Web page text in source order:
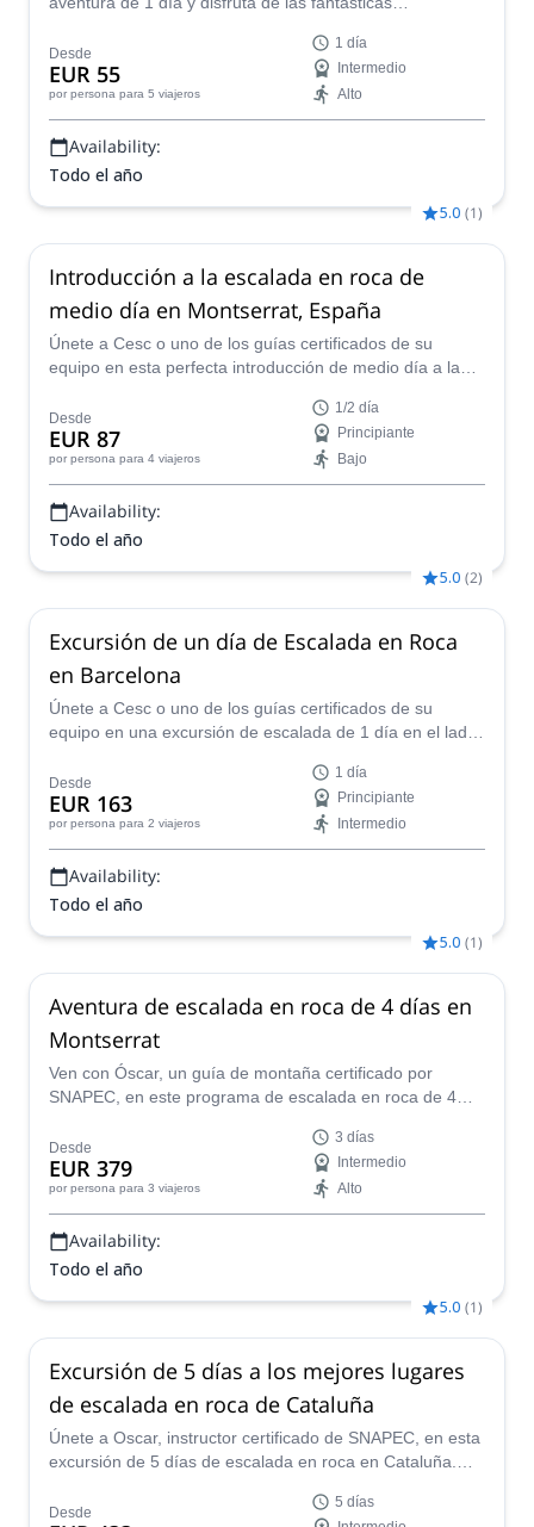
situado cerca de Barcelona.
Desde
EUR 55
por persona para 5 viajeros
1 día
Intermedio
Alto
Availability:
Todo el año
5.0 (1)
Introducción a la escalada en roca de
medio día en Montserrat, España
Únete a Cesc o uno de los guías certificados de su
equipo en esta perfecta introducción de medio día a la
queriendo más.
Desde
EUR 87
por persona para 4 viajeros
1/2 día
Principiante
Bajo
Availability:
Todo el año
5.0 (2)
Excursión de un día de Escalada en Roca
en Barcelona
Únete a Cesc o uno de los guías certificados de su
equipo en una excursión de escalada de 1 día en el lado
equipadas te esperan.
Desde
EUR 163
por persona para 2 viajeros
1 día
Principiante
Intermedio
Availability:
Todo el año
5.0 (1)
Aventura de escalada en roca de 4 días en
Montserrat
Ven con Óscar, un guía de montaña certificado por
SNAPEC, en este programa de escalada en roca de 4
Barcelona.
Desde
EUR 379
por persona para 3 viajeros
3 días
Intermedio
Alto
Availability:
Todo el año
5.0 (1)
Excursión de 5 días a los mejores lugares
de escalada en roca de Cataluña
Únete a Oscar, instructor certificado de SNAPEC, en esta
excursión de 5 días de escalada en roca en Cataluña.
Desde
5 días